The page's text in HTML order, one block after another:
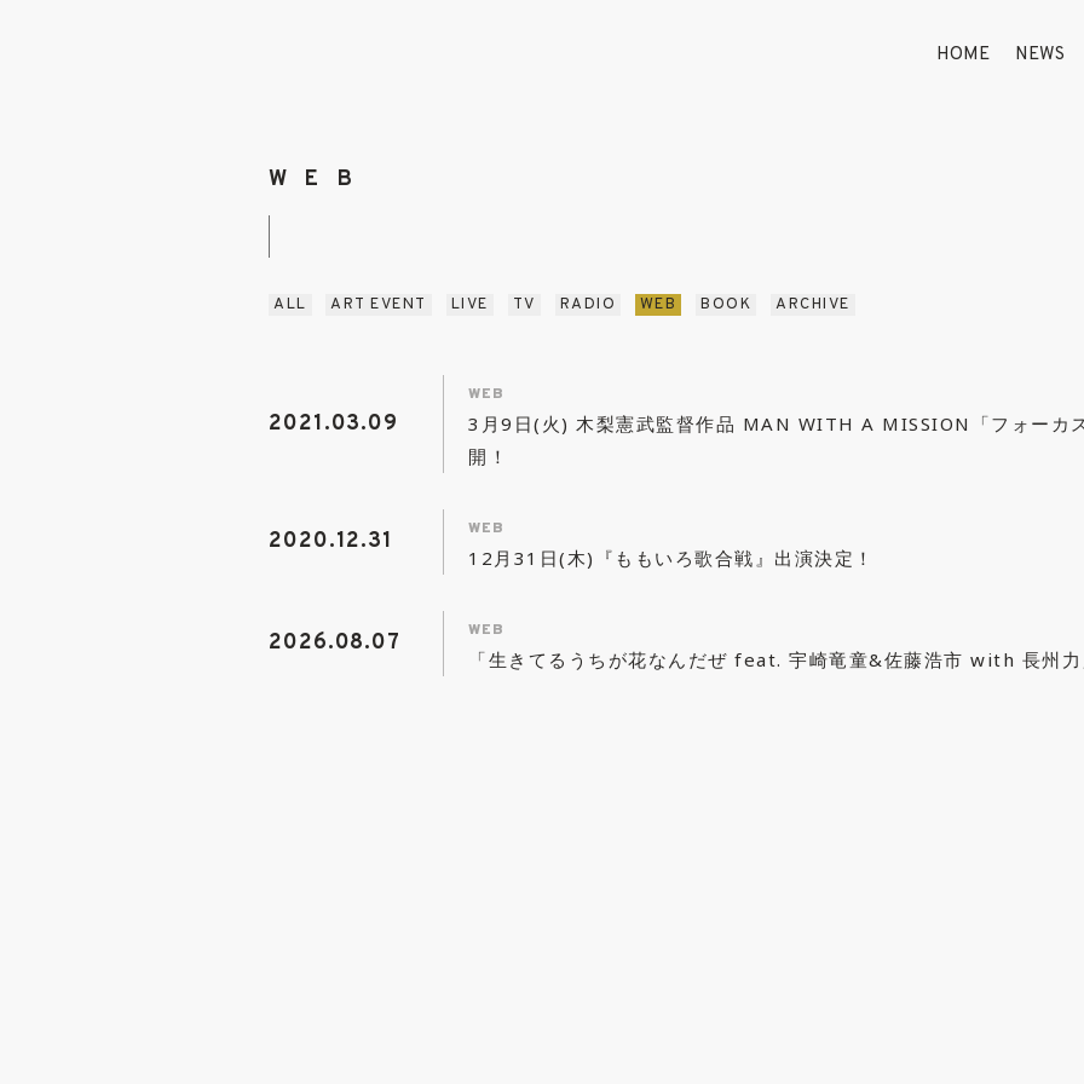
HOME NEWS
WEB
ALL ART EVENT LIVE TV RADIO WEB BOOK ARCHIVE
2021.03.09
WEB
3月9日(火) 木梨憲武監督作品 MAN WITH A MISSION「フォーカ
開！
2020.12.31 WEB
12月31日(木)『ももいろ歌合戦』出演決定！
2026.08.07 WEB
「生きてるうちが花なんだぜ feat. 宇崎竜童&佐藤浩市 with 長州力